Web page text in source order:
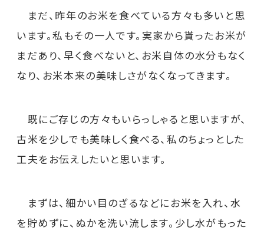
まだ、昨年のお米を食べている方々も多いと思
います。私もその一人です。実家から貰ったお米が
まだあり、早く食べないと、お米自体の水分もなく
なり、お米本来の美味しさがなくなってきます。
既にご存じの方々もいらっしゃると思いますが、
古米を少しでも美味しく食べる、私のちょっとした
工夫をお伝えしたいと思います。
まずは、細かい目のざるなどにお米を入れ、水
を貯めずに、ぬかを洗い流します。少し水がもった